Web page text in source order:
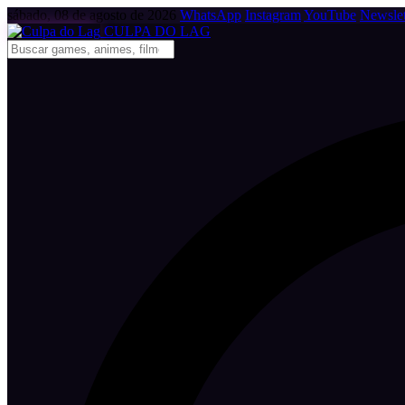
sábado, 08 de agosto de 2026 WhatsApp InstagramYouTube
CULPA DO LAG